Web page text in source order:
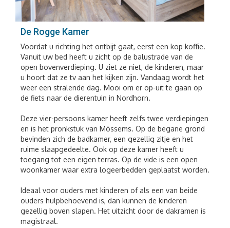
De Rogge Kamer
Voordat u richting het ontbijt gaat, eerst een kop koffie.
Vanuit uw bed heeft u zicht op de balustrade van de
open bovenverdieping. U ziet ze niet, de kinderen, maar
u hoort dat ze tv aan het kijken zijn. Vandaag wordt het
weer een stralende dag. Mooi om er op-uit te gaan op
de fiets naar de dierentuin in Nordhorn.
Deze vier-persoons kamer heeft zelfs twee verdiepingen
en is het pronkstuk van Mössems. Op de begane grond
bevinden zich de badkamer, een gezellig zitje en het
ruime slaapgedeelte. Ook op deze kamer heeft u
toegang tot een eigen terras. Op de vide is een open
woonkamer waar extra logeerbedden geplaatst worden.
Ideaal voor ouders met kinderen of als een van beide
ouders hulpbehoevend is, dan kunnen de kinderen
gezellig boven slapen. Het uitzicht door de dakramen is
magistraal.